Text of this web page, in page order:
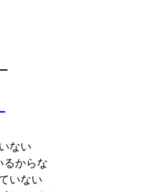
ない
るからな
いない